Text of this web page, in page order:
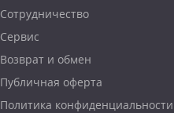
Сотрудничество
Сервис
Возврат и обмен
Публичная оферта
Политика конфиденциальности